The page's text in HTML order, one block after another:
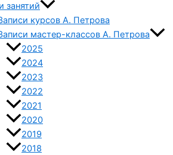
занятий
курсов А. Петрова
мастер-классов А. Петрова
2025
2024
2023
2022
2021
2020
2019
2018